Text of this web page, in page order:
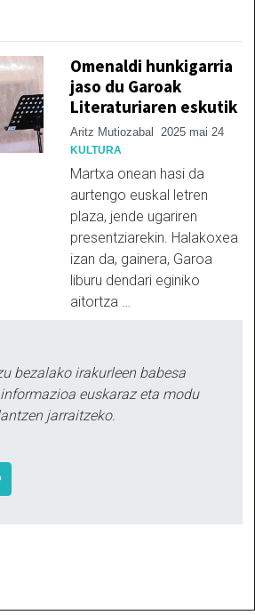
Omenaldi hunkigarria
jaso du Garoak
Literaturiaren eskutik
Aritz Mutiozabal 2025 mai 24
KULTURA
Martxa onean hasi da
aurtengo euskal letren
plaza, jende ugariren
presentziarekin. Halakoxea
izan da, gainera, Garoa
liburu dendari eginiko
aitortza …
bezalako irakurleen babesa
euskaraz eta modu
jarraitzeko.